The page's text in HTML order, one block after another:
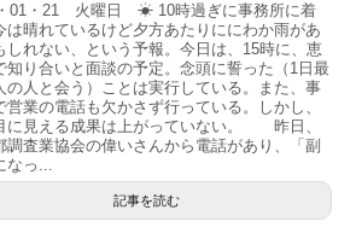
01・21 火曜日 ☀ 10時過ぎに事務所に着
は晴れているけど夕方あたりににわか雨があ
しれない、という予報。今日は、15時に、恵
知り合いと面談の予定。念頭に誓った（1日最
の人と会う）ことは実行している。また、事
営業の電話も欠かさず行っている。しかし、
に見える成果は上がっていない。 昨日、
調査業協会の偉いさんから電話があり、「副
なっ...
記事を読む